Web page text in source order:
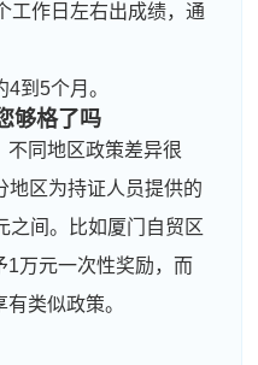
工作日左右出成绩，通
到5个月。
够格了吗
不同地区政策差异很
地区为持证人员提供的
之间。比如厦门自贸区
1万元一次性奖励，而
类似政策。